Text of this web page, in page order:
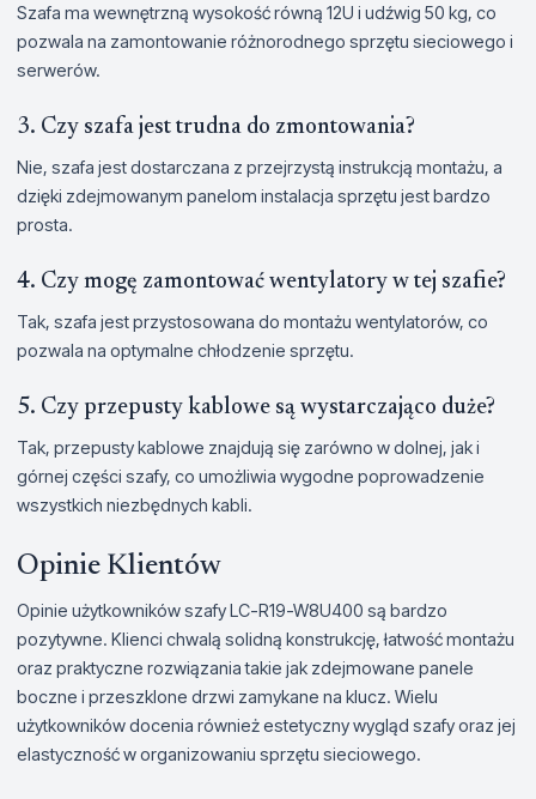
Szafa ma wewnętrzną wysokość równą 12U i udźwig 50 kg, co
pozwala na zamontowanie różnorodnego sprzętu sieciowego i
serwerów.
3. Czy szafa jest trudna do zmontowania?
Nie, szafa jest dostarczana z przejrzystą instrukcją montażu, a
dzięki zdejmowanym panelom instalacja sprzętu jest bardzo
prosta.
4. Czy mogę zamontować wentylatory w tej szafie?
Tak, szafa jest przystosowana do montażu wentylatorów, co
pozwala na optymalne chłodzenie sprzętu.
5. Czy przepusty kablowe są wystarczająco duże?
Tak, przepusty kablowe znajdują się zarówno w dolnej, jak i
górnej części szafy, co umożliwia wygodne poprowadzenie
wszystkich niezbędnych kabli.
Opinie Klientów
Opinie użytkowników szafy LC-R19-W8U400 są bardzo
pozytywne. Klienci chwalą solidną konstrukcję, łatwość montażu
oraz praktyczne rozwiązania takie jak zdejmowane panele
boczne i przeszklone drzwi zamykane na klucz. Wielu
użytkowników docenia również estetyczny wygląd szafy oraz jej
elastyczność w organizowaniu sprzętu sieciowego.